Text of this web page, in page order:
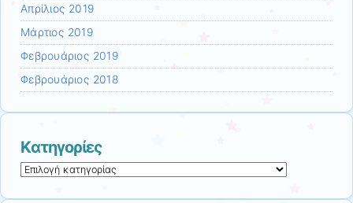
Απρίλιος 2019
Μάρτιος 2019
Φεβρουάριος 2019
Φεβρουάριος 2018
Kατηγορίες
Kατηγορίες